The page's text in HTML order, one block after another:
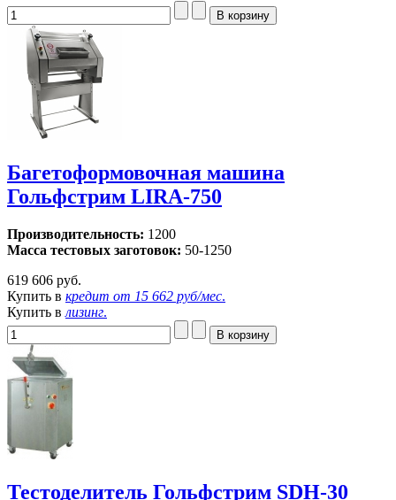
Багетоформовочная машина
Гольфстрим LIRA-750
Производительность: 1200
Масса тестовых заготовок: 50-1250
619 606 руб.
Купить в кредит от 15 662 руб/мес.
Купить в лизинг.
Тестоделитель Гольфстрим SDH-30